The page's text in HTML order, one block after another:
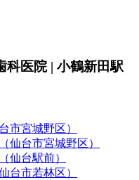
科医院 | 小鶴新田駅
市宮城野区）
仙台市宮城野区）
仙台駅前）
台市若林区）